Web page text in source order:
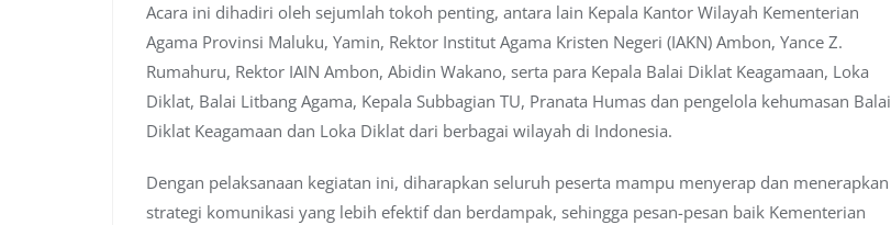
Acara ini dihadiri oleh sejumlah tokoh penting, antara lain Kepala Kantor Wilayah Kementerian
Agama Provinsi Maluku, Yamin, Rektor Institut Agama Kristen Negeri (IAKN) Ambon, Yance Z.
Rumahuru, Rektor IAIN Ambon, Abidin Wakano, serta para Kepala Balai Diklat Keagamaan, Loka
Diklat, Balai Litbang Agama, Kepala Subbagian TU, Pranata Humas dan pengelola kehumasan Balai
Diklat Keagamaan dan Loka Diklat dari berbagai wilayah di Indonesia.
Dengan pelaksanaan kegiatan ini, diharapkan seluruh peserta mampu menyerap dan menerapkan
strategi komunikasi yang lebih efektif dan berdampak, sehingga pesan-pesan baik Kementerian